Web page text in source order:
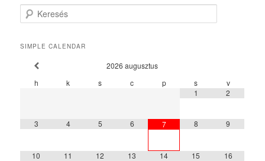
Keresés
SIMPLE CALENDAR
2026 augusztus
h
k s c p s
v
1
2
3 4 5 6 7 8 9
10 11 12 13 14 15 16